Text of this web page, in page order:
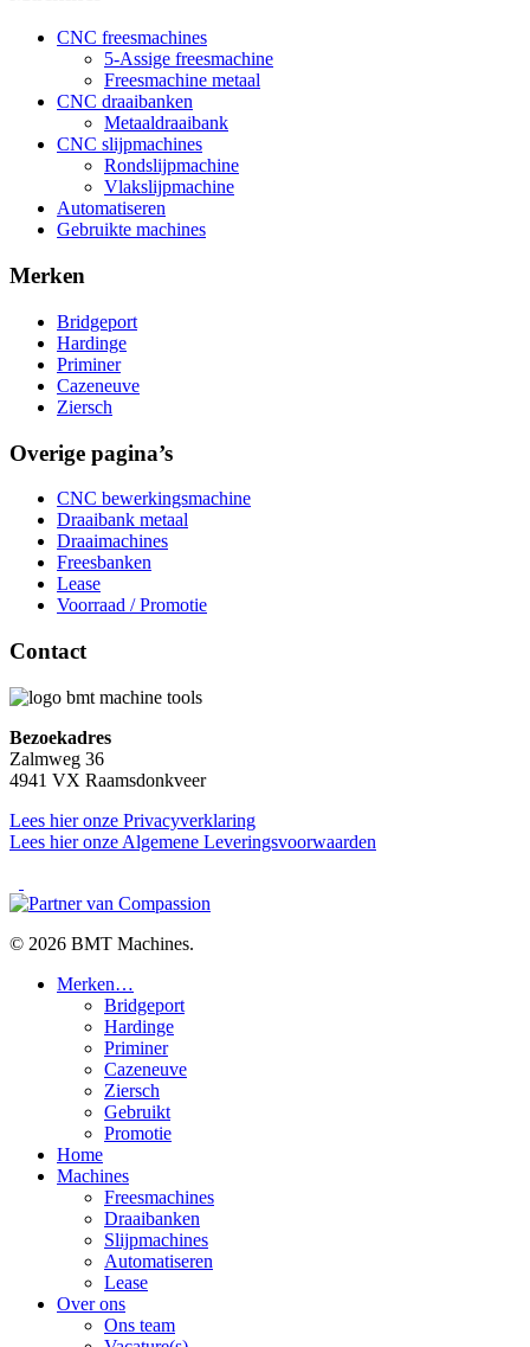
CNC freesmachines
5-Assige freesmachine
Freesmachine metaal
CNC draaibanken
Metaaldraaibank
CNC slijpmachines
Rondslijpmachine
Vlakslijpmachine
Automatiseren
Gebruikte machines
Merken
Bridgeport
Hardinge
Priminer
Cazeneuve
Ziersch
Overige pagina’s
CNC bewerkingsmachine
Draaibank metaal
Draaimachines
Freesbanken
Lease
Voorraad / Promotie
Contact
Bezoekadres
Zalmweg 36
4941 VX Raamsdonkveer
Lees hier onze Privacyverklaring
Lees hier onze Algemene Leveringsvoorwaarden
© 2026 BMT Machines.
Close
Merken…
Bridgeport
Hardinge
Priminer
Cazeneuve
Ziersch
Gebruikt
Promotie
Home
Machines
Freesmachines
Draaibanken
Slijpmachines
Automatiseren
Lease
Over ons
Ons team